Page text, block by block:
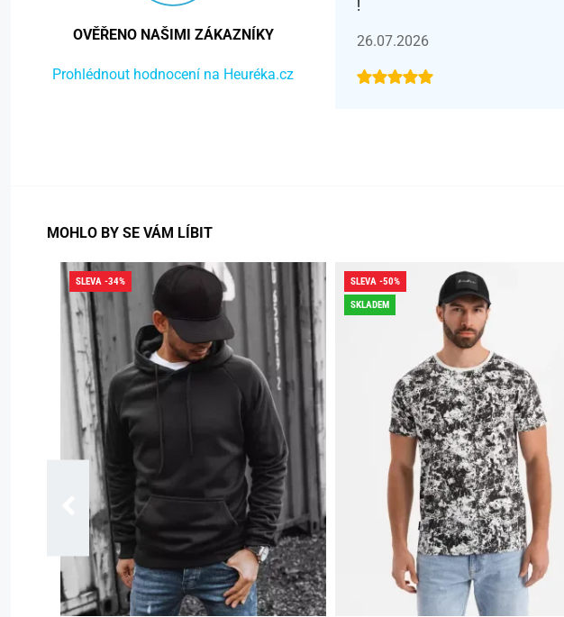
OVĚŘENO NAŠIMI ZÁKAZNÍKY
Prohlédnout hodnocení na Heuréka.cz
!
26.07.2026
MOHLO BY SE VÁM LÍBIT
SLEVA -34%
SLEVA -50%
SKLADEM